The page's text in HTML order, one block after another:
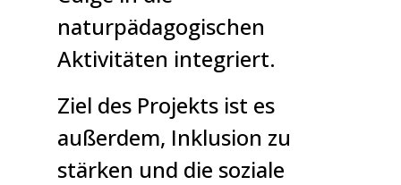
naturpädagogischen
Aktivitäten integriert.
Ziel des Projekts ist es
außerdem, Inklusion zu
stärken und die soziale